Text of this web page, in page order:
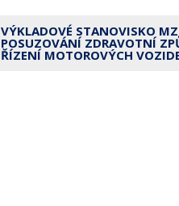
VÝKLADOVÉ STANOVISKO
POSUZOVÁNÍ ZDRAVOTNÍ
ŘÍZENÍ MOTOROVÝCH